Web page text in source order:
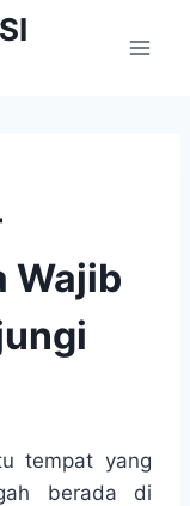
Wajib
tempat yang
berada di